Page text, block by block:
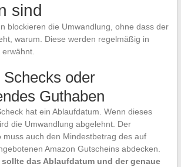
sind
blockieren die Umwandlung, ohne dass der
warum. Diese werden regelmäßig in
oder
Guthaben
hat ein Ablaufdatum. Wenn dieses
die Umwandlung abgelehnt. Der
muss auch den Mindestbetrag des auf
Amazon Gutscheins abdecken.
sollte das Ablaufdatum und der genaue